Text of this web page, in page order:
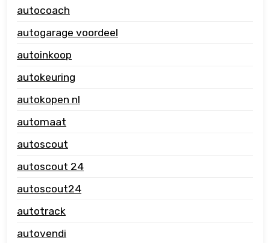
autocoach
autogarage voordeel
autoinkoop
autokeuring
autokopen nl
automaat
autoscout
autoscout 24
autoscout24
autotrack
autovendi